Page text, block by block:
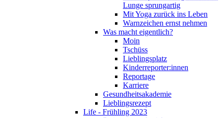
Lunge sprungartig
Mit Yoga zurück ins Leben
Warnzeichen ernst nehmen
Was macht eigentlich?
Moin
Tschüss
Lieblingsplatz
Kinderreporter:innen
Reportage
Karriere
Gesundheitsakademie
Lieblingsrezept
Life - Frühling 2023